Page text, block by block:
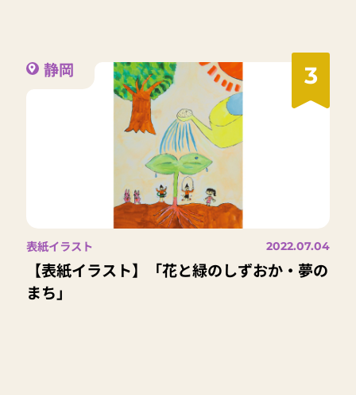
3
静岡
表紙イラスト 2022.07.04
【表紙イラスト】「花と緑のしずおか・夢の
まち」